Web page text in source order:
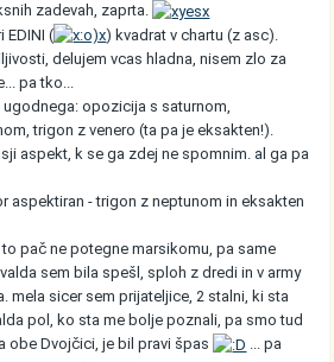
zadevah, zaprta.
EDINI (
) kvadrat v chartu (z asc).
delujem vcas hladna, nisem zlo za
pa tko...
opozicija s saturnom,
trigon z venero (ta pa je eksakten!).
aspekt, k se ga zdej ne spomnim. al ga pa
aspektiran - trigon z neptunom in eksakten
pač ne potegne marsikomu, pa same
sem bila spešl, sploh z dredi in v army
mela sicer sem prijateljice, 2 stalni, ki sta
pol, ko sta me bolje poznali, pa smo tud
obe Dvojčici, je bil pravi špas
... pa